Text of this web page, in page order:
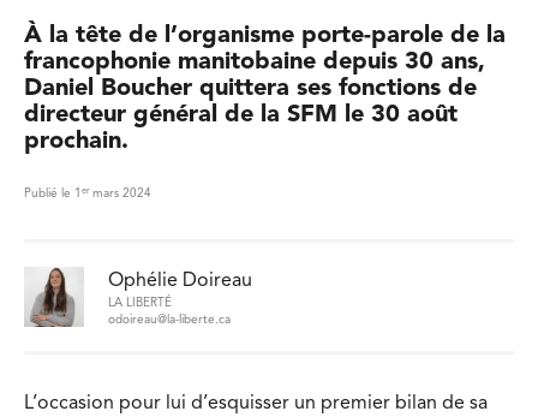
À la tête de l’organisme porte-parole de la
francophonie manitobaine depuis 30 ans,
Daniel Boucher quittera ses fonctions de
directeur général de la SFM le 30 août
prochain.
Publié le 1 er mars 2024
Ophélie Doireau
LA LIBERTÉ
odoireau@la-liberte.ca
L’occasion pour lui d’esquisser un premier bilan de sa